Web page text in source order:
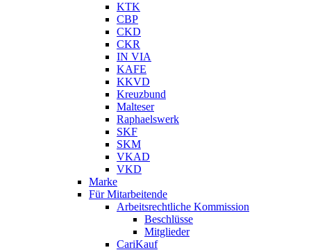
KTK
CBP
CKD
CKR
IN VIA
KAFE
KKVD
Kreuzbund
Malteser
Raphaelswerk
SKF
SKM
VKAD
VKD
Marke
Für Mitarbeitende
Arbeitsrechtliche Kommission
Beschlüsse
Mitglieder
CariKauf